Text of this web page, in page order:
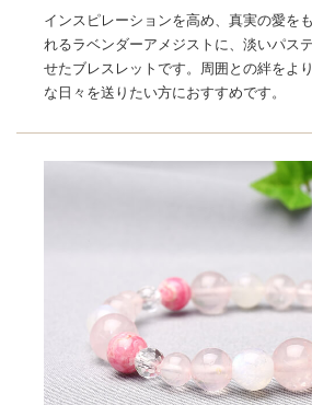
インスピレーションを高め、真実の愛を
れるラベンダーアメジストに、淡いパス
せたブレスレットです。周囲との絆をよ
な日々を送りたい方におすすめです。